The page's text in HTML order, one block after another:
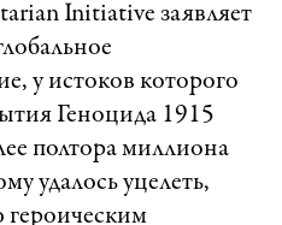
Initiative заявляет
у истоков которого
Геноцида 1915
полтора миллиона
удалось уцелеть,